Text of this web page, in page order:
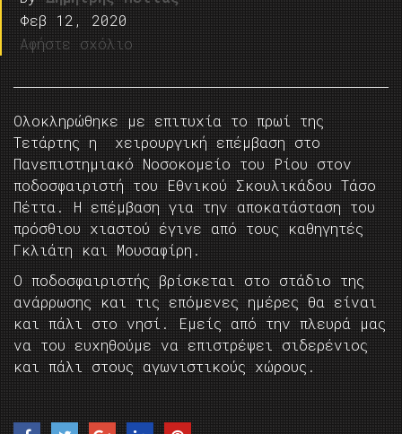
Φεβ 12, 2020
Αφήστε σχόλιο
Ολοκληρώθηκε με επιτυχία το πρωί της
Τετάρτης η χειρουργική επέμβαση στο
Πανεπιστημιακό Νοσοκομείο του Ρίου στον
ποδοσφαιριστή του Εθνικού Σκουλικάδου Τάσο
Πέττα. Η επέμβαση για την αποκατάσταση του
πρόσθιου χιαστού έγινε από τους καθηγητές
Γκλιάτη και Μουσαφίρη.
Ο ποδοσφαιριστής βρίσκεται στο στάδιο της
ανάρρωσης και τις επόμενες ημέρες θα είναι
και πάλι στο νησί. Εμείς από την πλευρά μας
να του ευχηθούμε να επιστρέψει σιδερένιος
και πάλι στους αγωνιστικούς χώρους.